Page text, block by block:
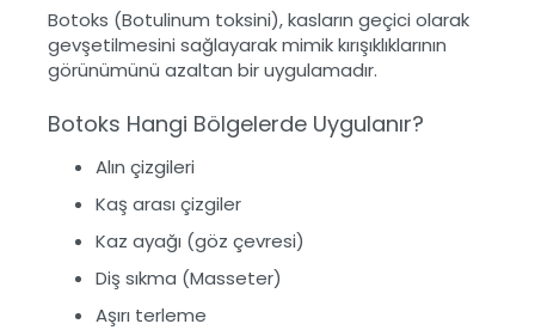
Botoks (Botulinum toksini), kasların geçici olarak
gevşetilmesini sağlayarak mimik kırışıklıklarının
görünümünü azaltan bir uygulamadır.
Botoks Hangi Bölgelerde Uygulanır?
Alın çizgileri
Kaş arası çizgiler
Kaz ayağı (göz çevresi)
Diş sıkma (Masseter)
Aşırı terleme